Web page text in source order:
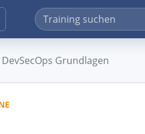
DevSecOps Grundlagen